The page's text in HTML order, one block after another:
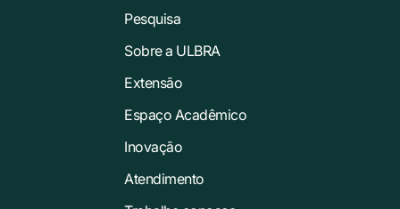
Pesquisa
Sobre a ULBRA
Extensão
Espaço Acadêmico
Inovação
Atendimento